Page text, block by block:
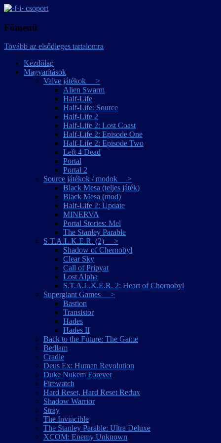
·f·i· csoport
Főmenü
Tovább az elsődleges tartalomra
Kezdőlap
Magyarítások
Valve játékok >
Alien Swarm
Half-Life
Half-Life: Source
Half-Life 2
Half-Life 2: Lost Coast
Half-Life 2: Episode One
Half-Life 2: Episode Two
Left 4 Dead
Portal
Portal 2
Source játékok / modok >
Black Mesa (teljes játék)
Black Mesa (mod)
Half-Life 2: Update
MINERVA
Portal Stories: Mel
The Stanley Parable
S.T.A.L.K.E.R. (2) >
Shadow of Chernobyl
Clear Sky
Call of Pripyat
Lost Alpha
S.T.A.L.K.E.R. 2: Heart of Chornobyl
Supergiant Games >
Bastion
Transistor
Hades
Hades II
Back to the Future: The Game
Bedlam
Cradle
Deus Ex: Human Revolution
Duke Nukem Forever
Firewatch
Hard Reset, Hard Reset Redux
Shadow Warrior
Stray
The Invincible
The Stanley Parable: Ultra Deluxe
XCOM: Enemy Unknown